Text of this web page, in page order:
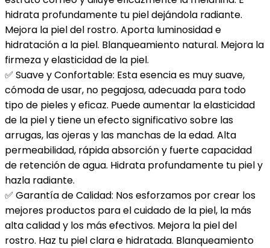
hidrata profundamente tu piel dejándola radiante.
Mejora la piel del rostro. Aporta luminosidad e
hidratación a la piel. Blanqueamiento natural. Mejora la
firmeza y elasticidad de la piel.
✅ Suave y Confortable: Esta esencia es muy suave,
cómoda de usar, no pegajosa, adecuada para todo
tipo de pieles y eficaz. Puede aumentar la elasticidad
de la piel y tiene un efecto significativo sobre las
arrugas, las ojeras y las manchas de la edad. Alta
permeabilidad, rápida absorción y fuerte capacidad
de retención de agua. Hidrata profundamente tu piel y
hazla radiante.
✅ Garantía de Calidad: Nos esforzamos por crear los
mejores productos para el cuidado de la piel, la más
alta calidad y los más efectivos. Mejora la piel del
rostro. Haz tu piel clara e hidratada. Blanqueamiento